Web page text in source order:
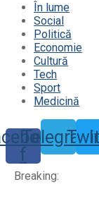
În lume
Social
Politică
Economie
Cultură
Tech
Sport
Medicină
f
Telegram
Breaking: